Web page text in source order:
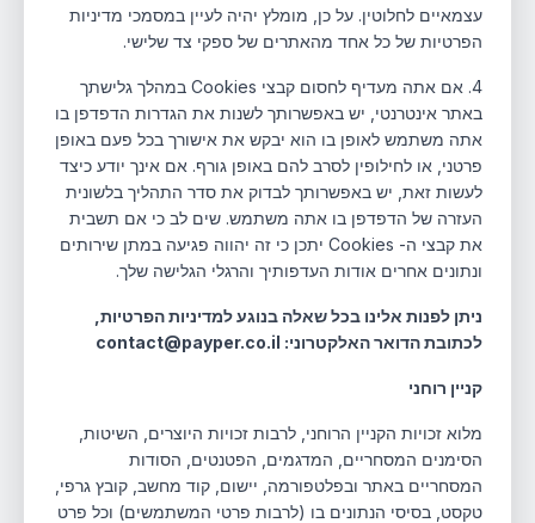
עצמאיים לחלוטין. על כן, מומלץ יהיה לעיין במסמכי מדיניות
הפרטיות של כל אחד מהאתרים של ספקי צד שלישי.
4. אם אתה מעדיף לחסום קבצי Cookies במהלך גלישתך
באתר אינטרנטי, יש באפשרותך לשנות את הגדרות הדפדפן בו
אתה משתמש לאופן בו הוא יבקש את אישורך בכל פעם באופן
פרטני, או לחילופין לסרב להם באופן גורף. אם אינך יודע כיצד
לעשות זאת, יש באפשרותך לבדוק את סדר התהליך בלשונית
העזרה של הדפדפן בו אתה משתמש. שים לב כי אם תשבית
את קבצי ה- Cookies יתכן כי זה יהווה פגיעה במתן שירותים
ונתונים אחרים אודות העדפותיך והרגלי הגלישה שלך.
ניתן לפנות אלינו בכל שאלה בנוגע למדיניות הפרטיות,
לכתובת הדואר האלקטרוני: contact@payper.co.il
קניין רוחני
מלוא זכויות הקניין הרוחני, לרבות זכויות היוצרים, השיטות,
הסימנים המסחריים, המדגמים, הפטנטים, הסודות
המסחריים באתר ובפלטפורמה, יישום, קוד מחשב, קובץ גרפי,
טקסט, בסיסי הנתונים בו (לרבות פרטי המשתמשים) וכל פרט